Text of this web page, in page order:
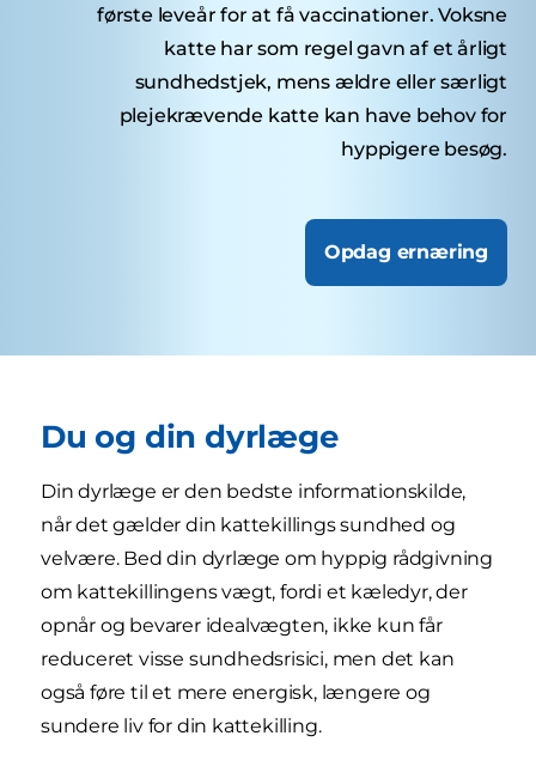
første leveår for at få vaccinationer. Voksne
katte har som regel gavn af et årligt
sundhedstjek, mens ældre eller særligt
plejekrævende katte kan have behov for
hyppigere besøg.
Opdag ernæring
Du og din dyrlæge
Din dyrlæge er den bedste informationskilde,
når det gælder din kattekillings sundhed og
velvære. Bed din dyrlæge om hyppig rådgivning
om kattekillingens vægt, fordi et kæledyr, der
opnår og bevarer idealvægten, ikke kun får
reduceret visse sundhedsrisici, men det kan
også føre til et mere energisk, længere og
sundere liv for din kattekilling.